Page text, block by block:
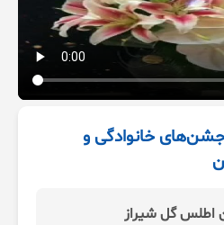
خانوادگی و
اطلس گل شیراز